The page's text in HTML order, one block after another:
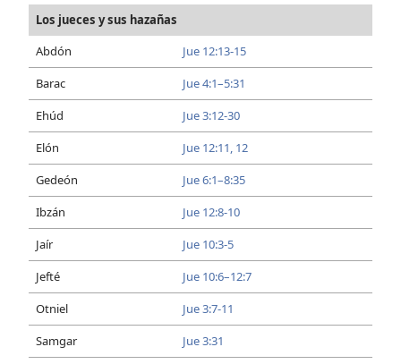
Los jueces y sus hazañas
Abdón
Jue 12:13-15
Barac
Jue 4:1–5:31
Ehúd
Jue 3:12-30
Elón
Jue 12:11, 12
Gedeón
Jue 6:1–8:35
Ibzán
Jue 12:8-10
Jaír
Jue 10:3-5
Jefté
Jue 10:6–12:7
Otniel
Jue 3:7-11
Samgar
Jue 3:31